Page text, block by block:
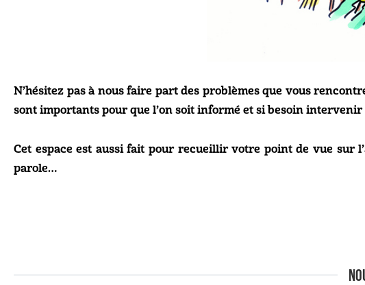
N’hésitez pas à nous faire part des problèmes que vous
sont importants pour que l’on soit informé et si besoin intervenir
Cet espace est aussi fait pour recueillir votre point de vue sur
parole…